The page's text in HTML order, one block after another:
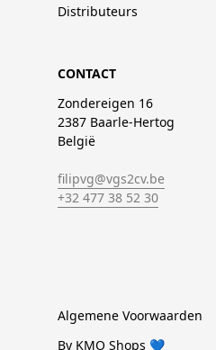
Distributeurs
CONTACT
Zondereigen 16
2387 Baarle-Hertog
België
filipvg@vgs2cv.be
+32 477 38 52 30
Algemene Voorwaarden
By KMO Shops 💙